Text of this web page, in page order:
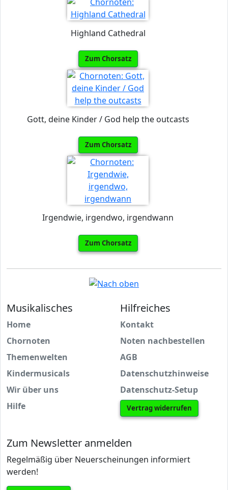
Highland Cathedral
Zum Chorsatz
Gott, deine Kinder / God help the outcasts
Zum Chorsatz
Irgendwie, irgendwo, irgendwann
Zum Chorsatz
Musikalisches
Home
Chornoten
Themenwelten
Kindermusicals
Wir über uns
Hilfe
Hilfreiches
Kontakt
Noten nachbestellen
AGB
Datenschutzhinweise
Datenschutz-Setup
Vertrag widerrufen
Zum Newsletter anmelden
Regelmäßig über Neuerscheinungen informiert
werden!